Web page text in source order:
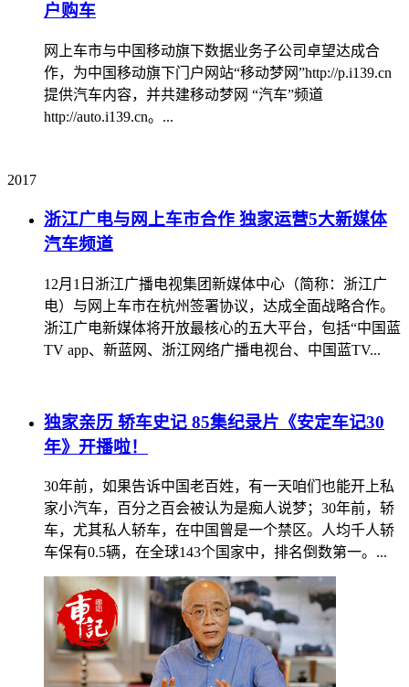
户购车
网上车市与中国移动旗下数据业务子公司卓望达成合
作，为中国移动旗下门户网站“移动梦网”http://p.i139.cn
提供汽车内容，并共建移动梦网 “汽车”频道
http://auto.i139.cn。...
2017
浙江广电与网上车市合作 独家运营5大新媒体
汽车频道
12月1日浙江广播电视集团新媒体中心（简称：浙江广
电）与网上车市在杭州签署协议，达成全面战略合作。
浙江广电新媒体将开放最核心的五大平台，包括“中国蓝
TV app、新蓝网、浙江网络广播电视台、中国蓝TV...
独家亲历 轿车史记 85集纪录片《安定车记30
年》开播啦！
30年前，如果告诉中国老百姓，有一天咱们也能开上私
家小汽车，百分之百会被认为是痴人说梦；30年前，轿
车，尤其私人轿车，在中国曾是一个禁区。人均千人轿
车保有0.5辆，在全球143个国家中，排名倒数第一。...